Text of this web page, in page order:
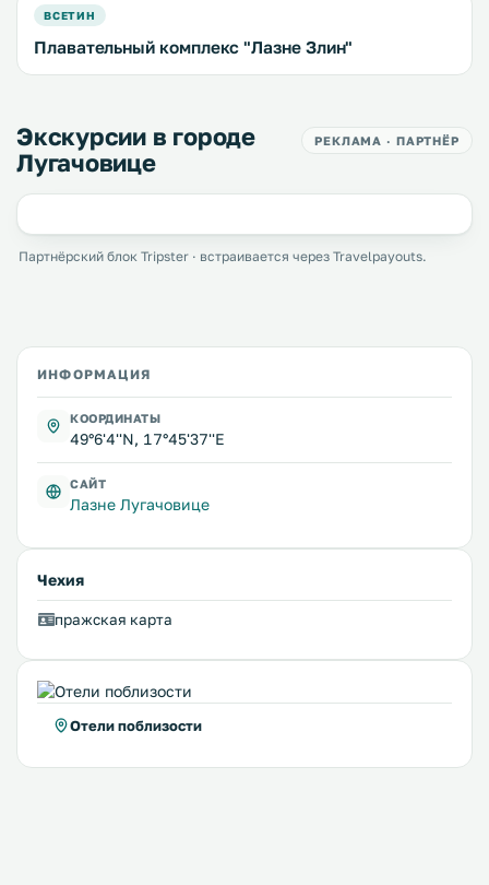
ВСЕТИН
Плавательный комплекс "Лазне Злин"
Экскурсии в городе
Лугачовице
РЕКЛАМА · ПАРТНЁР
Партнёрский блок Tripster · встраивается через Travelpayouts.
ИНФОРМАЦИЯ
КООРДИНАТЫ
49°6'4''N, 17°45'37''E
САЙТ
Лазне Лугачовице
Чехия
пражская карта
Отели поблизости